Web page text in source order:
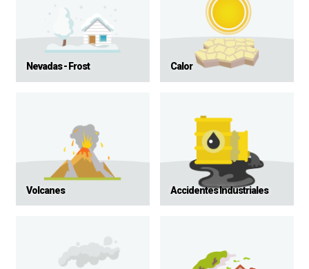
Nevadas - Frost Calor
Volcanes Accidentes Industriales